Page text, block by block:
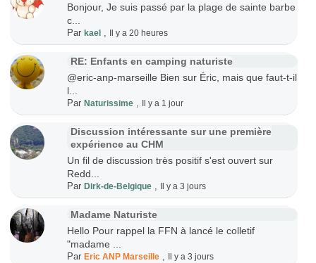
Bonjour, Je suis passé par la plage de sainte barbe
c...
Parkael Il y a 20 heures
RE: Enfants en camping naturiste
@eric-anp-marseille Bien sur Éric, mais que faut-t-il
l...
ParNaturissime Il y a 1 jour
Discussion intéressante sur une première
expérience au CHM
Un fil de discussion très positif s'est ouvert sur
Redd...
ParDirk-de-Belgique Il y a 3 jours
Madame Naturiste
Hello Pour rappel la FFN à lancé le colletif
"madame ...
ParEric ANP Marseille Il y a 3 jours